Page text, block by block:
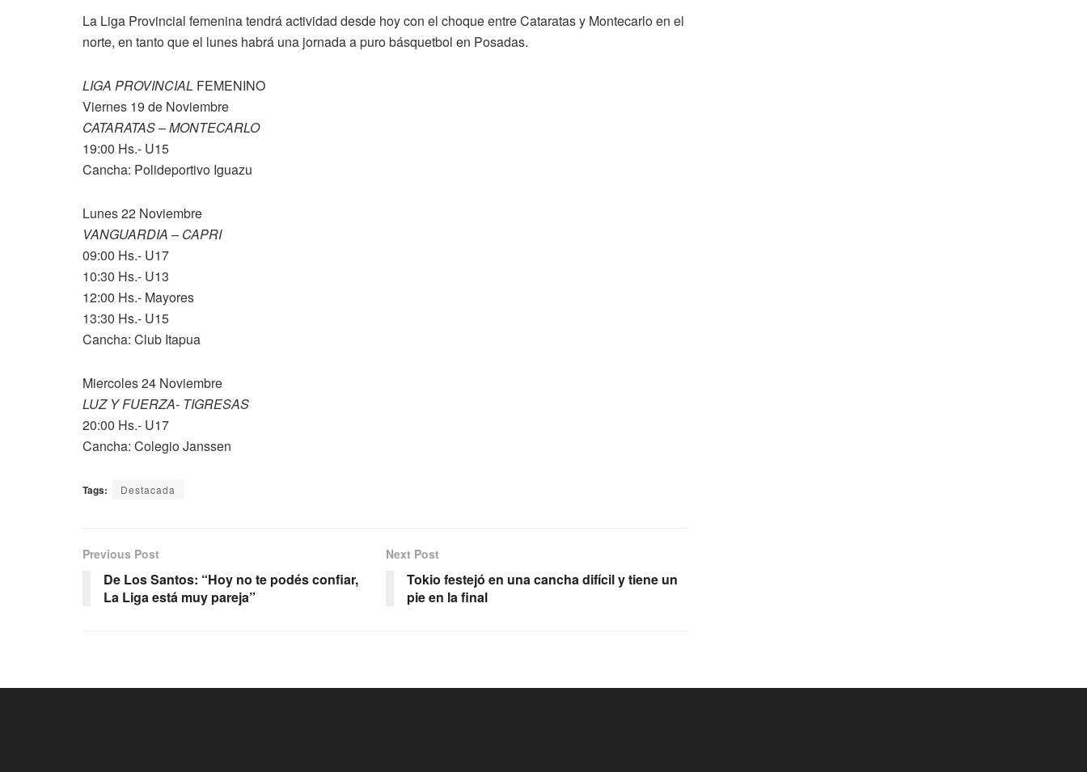
La Liga Provincial femenina tendrá actividad desde hoy con el choque entre Cataratas y Montecarlo en el
norte, en tanto que el lunes habrá una jornada a puro básquetbol en Posadas.
LIGA PROVINCIAL FEMENINO
Viernes 19 de Noviembre
CATARATAS – MONTECARLO
19:00 Hs.- U15
Cancha: Polideportivo Iguazu
Lunes 22 Noviembre
VANGUARDIA – CAPRI
09:00 Hs.- U17
10:30 Hs.- U13
12:00 Hs.- Mayores
13:30 Hs.- U15
Cancha: Club Itapua
Miercoles 24 Noviembre
LUZ Y FUERZA- TIGRESAS
20:00 Hs.- U17
Cancha: Colegio Janssen
Tags: Destacada
Previous Post
De Los Santos: “Hoy no te podés confiar,
La Liga está muy pareja”
Next Post
Tokio festejó en una cancha difícil y tiene un
pie en la final